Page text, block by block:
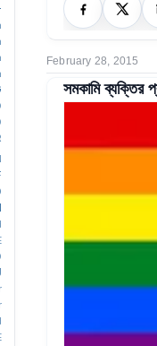
February 28, 2015
সমকামি ব্যক্তির